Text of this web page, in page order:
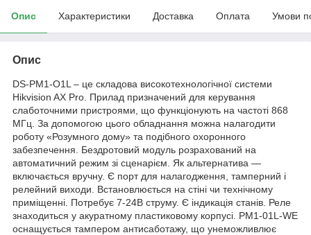
Опис Характеристики Доставка Оплата Умови
Опис
DS-PM1-O1L – це складова високотехнологічної системи
Hikvision AX Pro. Прилад призначений для керування
слаботочними пристроями, що функціонують на частоті 868
МГц. За допомогою цього обладнання можна налагодити
роботу «Розумного дому» та подібного охоронного
забезпечення. Бездротовий модуль розрахований на
автоматичний режим зі сценарієм. Як альтернатива —
включається вручну. Є порт для налагодження, тамперний і
релейний виходи. Встановлюється на стіні чи технічному
приміщенні. Потребує 7-24В струму. Є індикація станів. Реле
знаходиться у акуратному пластиковому корпусі. PM1-01L-WE
оснащується тампером антисаботажу, що унеможливлює